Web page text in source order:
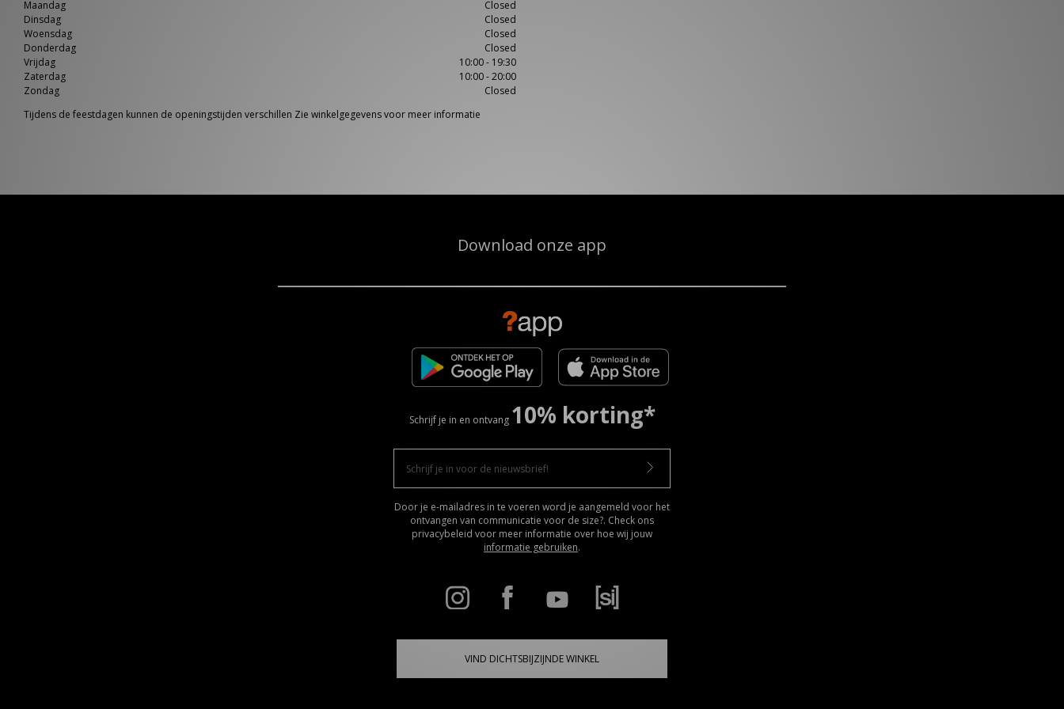
Maandag
Closed
Dinsdag
Closed
Woensdag
Closed
Donderdag
Closed
Vrijdag
10:00 - 19:30
Zaterdag
10:00 - 20:00
Zondag
Closed
Tijdens de feestdagen kunnen de openingstijden verschillen Zie winkelgegevens voor meer informatie
Download onze app
Schrijf je in en ontvang 10% korting*
Door je e-mailadres in te voeren word je aangemeld voor het
ontvangen van communicatie voor de size?. Check ons
privacybeleid voor meer informatie over hoe wij jouw
informatie gebruiken.
VIND DICHTSBIJZIJNDE WINKEL